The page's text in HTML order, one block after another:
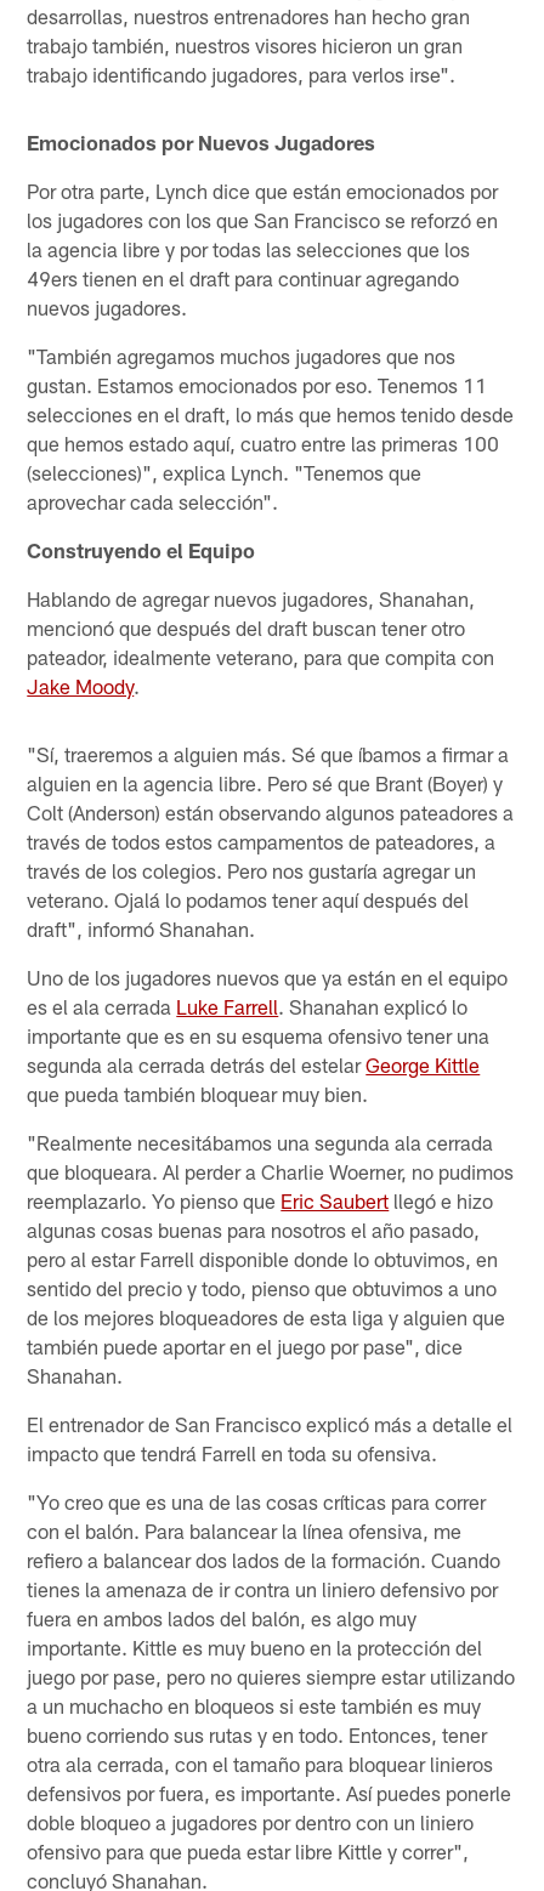
desarrollas, nuestros entrenadores han hecho gran
trabajo también, nuestros visores hicieron un gran
trabajo identificando jugadores, para verlos irse".
Emocionados por Nuevos Jugadores
Por otra parte, Lynch dice que están emocionados por
los jugadores con los que San Francisco se reforzó en
la agencia libre y por todas las selecciones que los
49ers tienen en el draft para continuar agregando
nuevos jugadores.
"También agregamos muchos jugadores que nos
gustan. Estamos emocionados por eso. Tenemos 11
selecciones en el draft, lo más que hemos tenido desde
que hemos estado aquí, cuatro entre las primeras 100
(selecciones)", explica Lynch. "Tenemos que
aprovechar cada selección".
Construyendo el Equipo
Hablando de agregar nuevos jugadores, Shanahan,
mencionó que después del draft buscan tener otro
pateador, idealmente veterano, para que compita con
Jake Moody.
"Sí, traeremos a alguien más. Sé que íbamos a firmar a
alguien en la agencia libre. Pero sé que Brant (Boyer) y
Colt (Anderson) están observando algunos pateadores a
través de todos estos campamentos de pateadores, a
través de los colegios. Pero nos gustaría agregar un
veterano. Ojalá lo podamos tener aquí después del
draft", informó Shanahan.
Uno de los jugadores nuevos que ya están en el equipo
es el ala cerrada Luke Farrell. Shanahan explicó lo
importante que es en su esquema ofensivo tener una
segunda ala cerrada detrás del estelarGeorge Kittle
que pueda también bloquear muy bien.
"Realmente necesitábamos una segunda ala cerrada
que bloqueara. Al perder a Charlie Woerner, no pudimos
reemplazarlo. Yo pienso que Eric Saubert llegó e hizo
algunas cosas buenas para nosotros el año pasado,
pero al estar Farrell disponible donde lo obtuvimos, en
sentido del precio y todo, pienso que obtuvimos a uno
de los mejores bloqueadores de esta liga y alguien que
también puede aportar en el juego por pase", dice
Shanahan.
El entrenador de San Francisco explicó más a detalle el
impacto que tendrá Farrell en toda su ofensiva.
"Yo creo que es una de las cosas críticas para correr
con el balón. Para balancear la línea ofensiva, me
refiero a balancear dos lados de la formación. Cuando
tienes la amenaza de ir contra un liniero defensivo por
fuera en ambos lados del balón, es algo muy
importante. Kittle es muy bueno en la protección del
juego por pase, pero no quieres siempre estar utilizando
a un muchacho en bloqueos si este también es muy
bueno corriendo sus rutas y en todo. Entonces, tener
otra ala cerrada, con el tamaño para bloquear linieros
defensivos por fuera, es importante. Así puedes ponerle
doble bloqueo a jugadores por dentro con un liniero
ofensivo para que pueda estar libre Kittle y correr",
concluyó Shanahan.